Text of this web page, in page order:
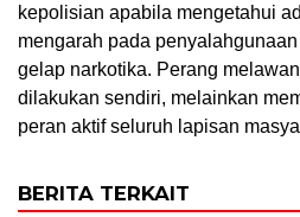
kepolisian apabila mengetahui
mengarah pada
gelap narkotika. Perang
dilakukan sendiri, melainkan
peran aktif seluruh lapisan
BERITA TERKAIT